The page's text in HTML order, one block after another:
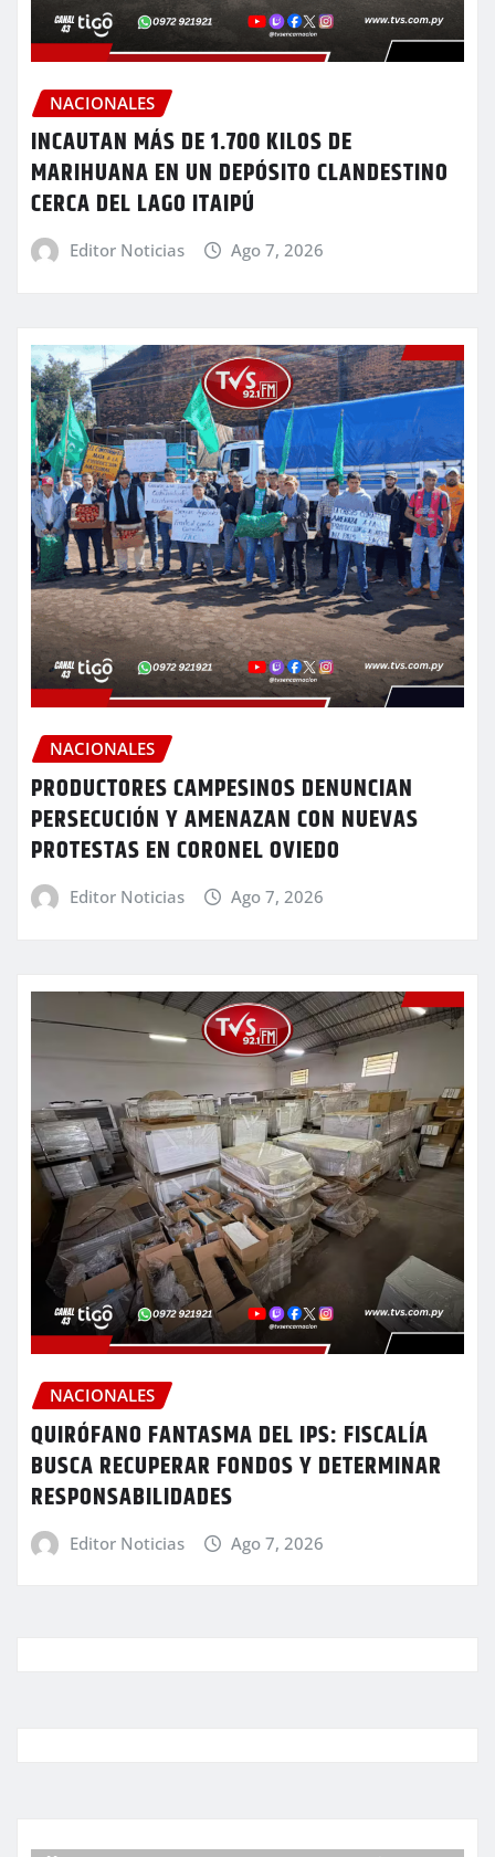
NACIONALES
INCAUTAN MÁS DE 1.700 KILOS DE
MARIHUANA EN UN DEPÓSITO CLANDESTINO
CERCA DEL LAGO ITAIPÚ
Editor Noticias Ago 7, 2026
NACIONALES
PRODUCTORES CAMPESINOS DENUNCIAN
PERSECUCIÓN Y AMENAZAN CON NUEVAS
PROTESTAS EN CORONEL OVIEDO
Editor Noticias Ago 7, 2026
NACIONALES
QUIRÓFANO FANTASMA DEL IPS: FISCALÍA
BUSCA RECUPERAR FONDOS Y DETERMINAR
RESPONSABILIDADES
Editor Noticias Ago 7, 2026